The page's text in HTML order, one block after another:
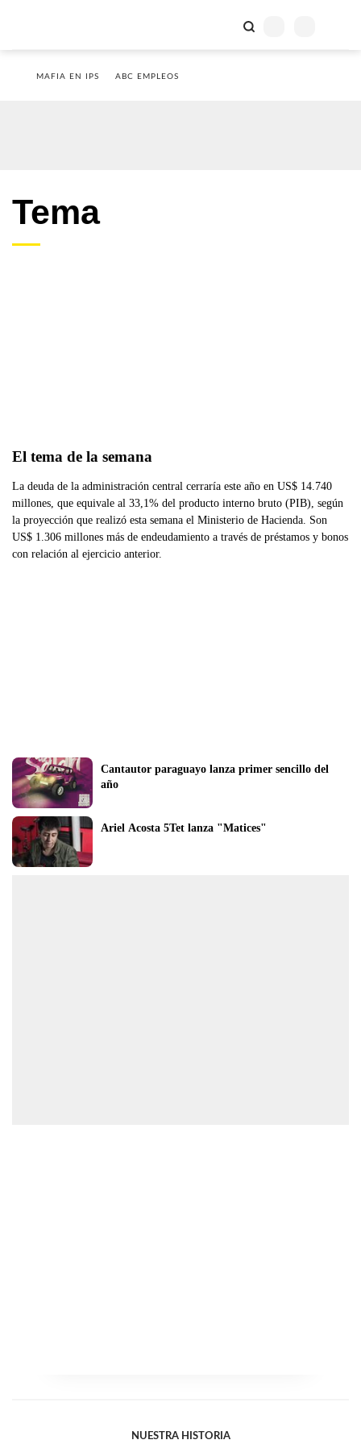
MAFIA EN IPS ABC EMPLEOS
Tema
El tema de la semana
La deuda de la administración central cerraría este año en US$ 14.740
millones, que equivale al 33,1% del producto interno bruto (PIB), según
la proyección que realizó esta semana el Ministerio de Hacienda. Son
US$ 1.306 millones más de endeudamiento a través de préstamos y bonos
con relación al ejercicio anterior.
Cantautor paraguayo lanza primer sencillo del
año
Ariel Acosta 5Tet lanza "Matices"
NUESTRA HISTORIA